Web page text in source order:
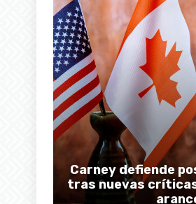
Carney defiende
tras nuevas